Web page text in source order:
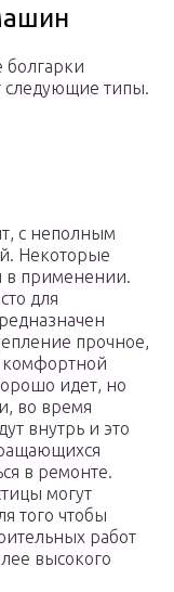
следующие типы.
с неполным
Некоторые
в применении.
для
прочное,
комфортной
идет, но
во время
внутрь и это
в ремонте.
могут
того чтобы
работ
высокого